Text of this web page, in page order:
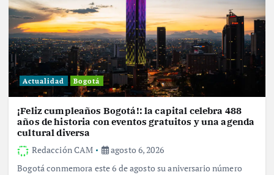
Actualidad Bogotá
¡Feliz cumpleaños Bogotá!: la capital celebra 488
años de historia con eventos gratuitos y una agenda
cultural diversa
Redacción CAM
agosto 6, 2026
Bogotá conmemora este 6 de agosto su aniversario número